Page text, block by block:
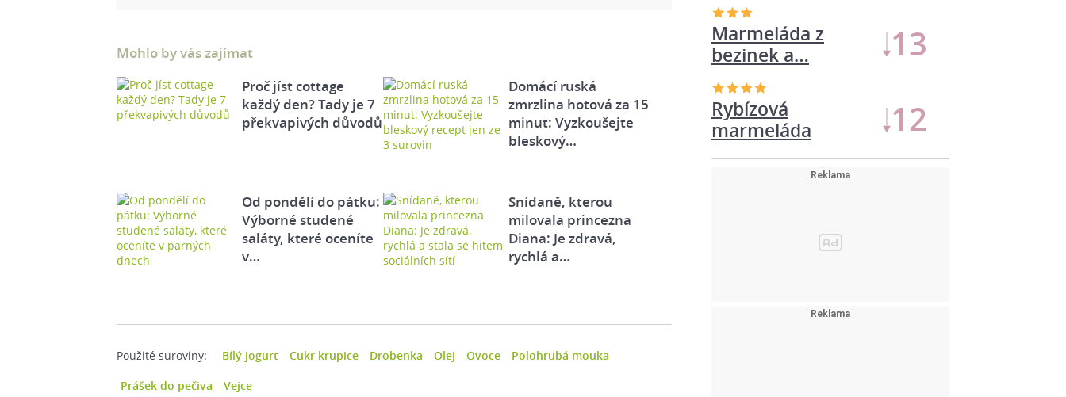
Mohlo by vás zajímat
Proč jíst cottage
každý den? Tady je 7
překvapivých důvodů
Domácí ruská
zmrzlina hotová za 15
minut: Vyzkoušejte
bleskový…
Od pondělí do pátku:
Výborné studené
saláty, které oceníte
v…
Snídaně, kterou
milovala princezna
Diana: Je zdravá,
rychlá a…
Použité suroviny: Bílý jogurt Cukr krupice Drobenka Olej Ovoce
Polohrubá mouka
Prášek do pečiva
Vejce
Ovesné vločky
(zdravá…
14
Rybízová
marmeláda
12